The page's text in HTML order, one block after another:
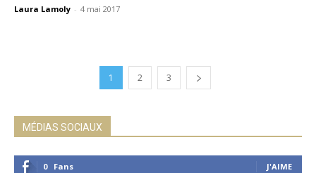
Laura Lamoly - 4 mai 2017
1 2 3
MÉDIAS SOCIAUX
0 Fans J'AIME